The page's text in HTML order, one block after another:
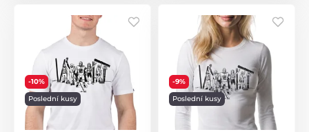
-10%
Poslední kusy
-9%
Poslední kusy